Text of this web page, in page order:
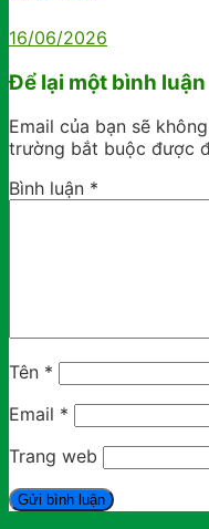
16/06/2026
Để lại một bình luận
Email của bạn sẽ
trường bắt buộc được
Bình luận *
Tên *
Email *
Trang web